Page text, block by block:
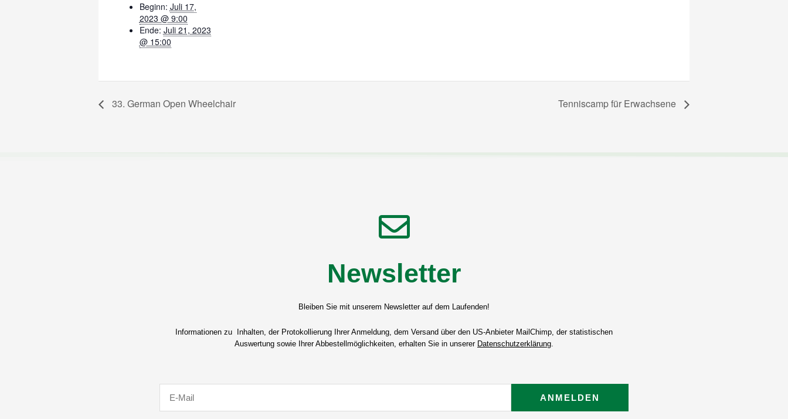
Beginn: Juli 17,
2023 @ 9:00
Ende: Juli 21, 2023
@ 15:00
33. German Open Wheelchair Tenniscamp für Erwachsene
Newsletter
Bleiben Sie mit unserem Newsletter auf dem Laufenden!
Informationen zu Inhalten, der Protokollierung Ihrer Anmeldung, dem Versand über den US-Anbieter MailChimp, der statistischen
Auswertung sowie Ihrer Abbestellmöglichkeiten, erhalten Sie in unserer Datenschutzerklärung
Mail
ANMELDEN